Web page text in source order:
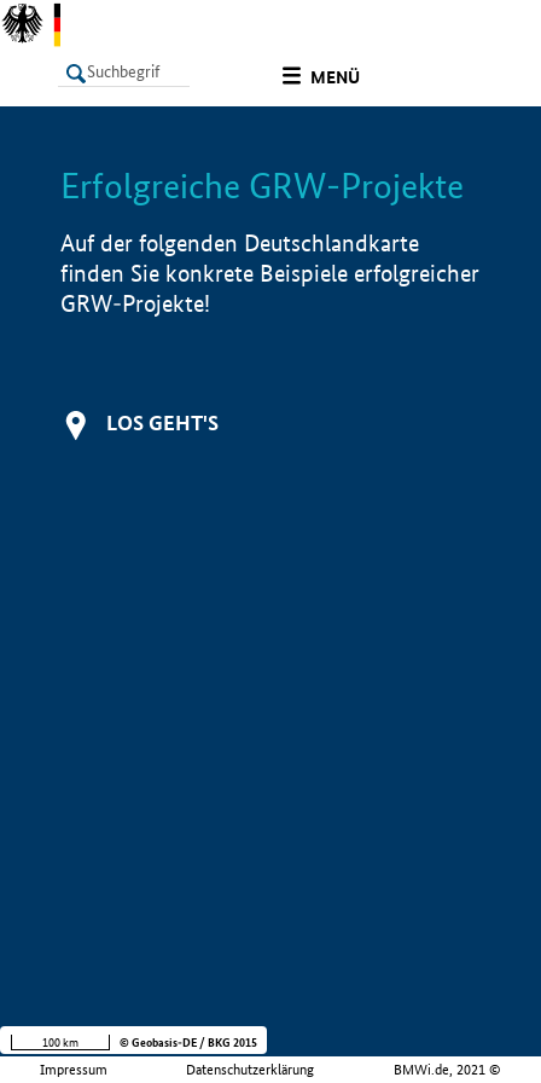
MENÜ
LISTE Info
Erfolgreiche GRW-Projekte
Auf der folgenden Deutschlandkarte
finden Sie konkrete Beispiele erfolgreicher
GRW-Projekte!
LOS GEHT'S
Impressum Datenschutzerklärung BMWi.de, 2021 ©
100 km © Geobasis-DE / BKG 2015